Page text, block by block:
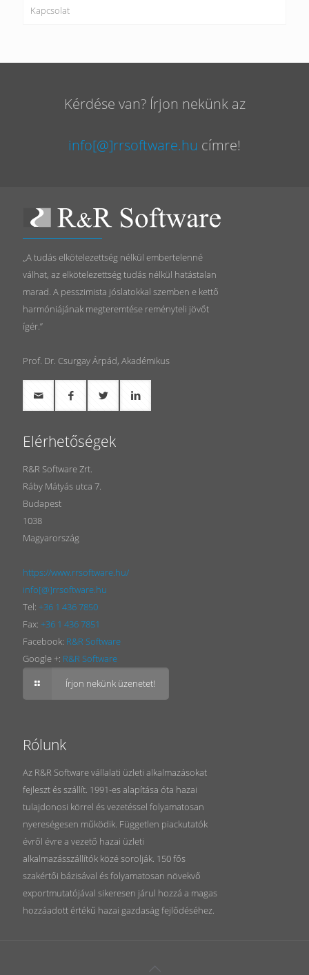
Kapcsolat
Kérdése van? Írjon nekünk az
info[@]rrsoftware.hu címre!
„A tudás elkötelezettség nélkül embertelenné
válhat, az elkötelezettség tudás nélkül hatástalan
marad. A pesszimista jóslatokkal szemben e kettő
harmóniájának megteremtése reményteli jövőt
ígér.”
Prof. Dr. Csurgay Árpád, Akadémikus
Elérhetőségek
R&R Software Zrt.
Ráby Mátyás utca 7.
Budapest
1038
Magyarország
https://www.rrsoftware.hu/
info[@]rrsoftware.hu
Tel: +36 1 436 7850
Fax: +36 1 436 7851
Facebook: R&R Software
Google +: R&R Software
Írjon nekünk üzenetet!
Rólunk
Az R&R Software vállalati üzleti alkalmazásokat
fejleszt és szállít. 1991-es alapítása óta hazai
tulajdonosi körrel és vezetéssel folyamatosan
nyereségesen működik. Független piackutatók
évről évre a vezető hazai üzleti
alkalmazásszállítók közé sorolják. 150 fős
szakértői bázisával és folyamatosan növekvő
exportmutatójával sikeresen járul hozzá a magas
hozzáadott értékű hazai gazdaság fejlődéséhez.